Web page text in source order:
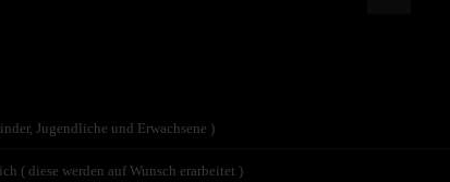
Jugendliche und Erwachsene )
( diese werden auf Wunsch erarbeitet )